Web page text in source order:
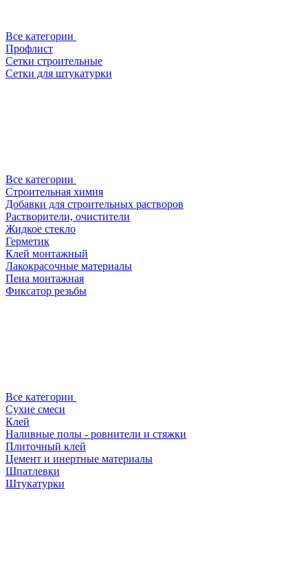
Все категории
Профлист
Сетки строительные
Сетки для штукатурки
Все категории
Строительная химия
Добавки для строительных растворов
Растворители, очистители
Жидкое стекло
Герметик
Клей монтажный
Лакокрасочные материалы
Пена монтажная
Фиксатор резьбы
Все категории
Сухие смеси
Клей
Наливные полы - ровнители и стяжки
Плиточный клей
Цемент и инертные материалы
Шпатлевки
Штукатурки